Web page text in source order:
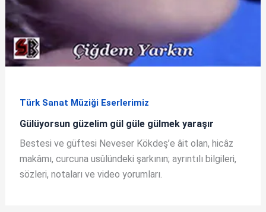
Türk Sanat Müziği Eserlerimiz
Gülüyorsun güzelim gül güle gülmek yaraşır
Bestesi ve güftesi Neveser Kökdeş’e âit olan, hicâz
makâmı, curcuna usûlündeki şarkının; ayrıntılı bilgileri,
sözleri, notaları ve video yorumları.